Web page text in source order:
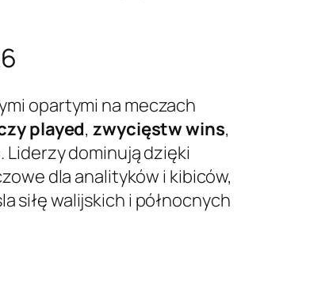
opartymi na meczach
played,zwycięstw wins,
. Liderzy dominują dzięki
dla analityków i kibiców,
siłę walijskich i północnych